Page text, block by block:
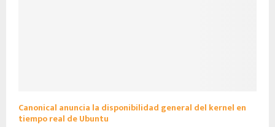
Canonical anuncia la disponibilidad general del kernel en
tiempo real de Ubuntu